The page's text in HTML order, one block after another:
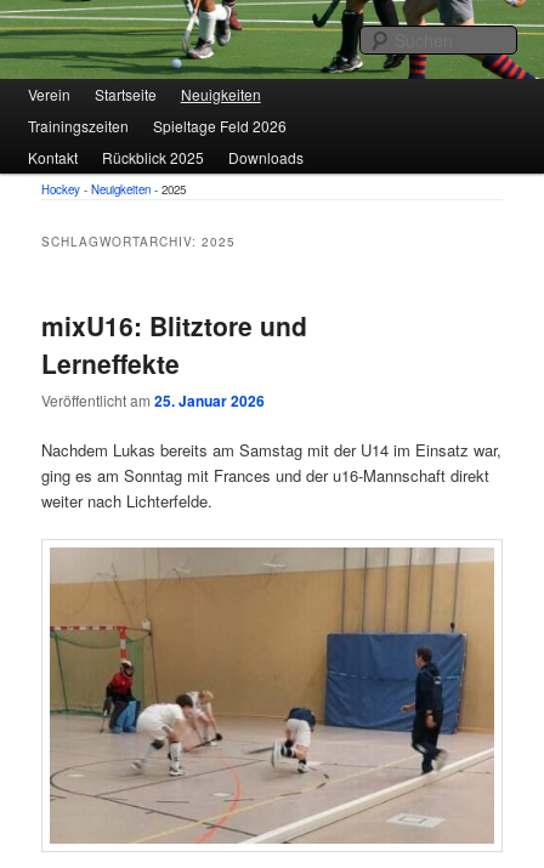
Hockey
1. VfL FORTUNA Marzahn e.V.
Hauptmenü
Zum
primären
Inhalt
springen
Zum
sekundären
Inhalt
springen
Verein Startseite
Neuigkeiten
Trainingszeiten
Spieltage Feld 2026
Kontakt
Rückblick 2025 Downloads
Hockey -Neuigkeiten -2025
SCHLAGWORTARCHIV:2025
mixU16: Blitztore und
Lerneffekte
Veröffentlicht am25. Januar 2026
Nachdem Lukas bereits am Samstag mit der U14 im Einsatz war,
ging es am Sonntag mit Frances und der u16-Mannschaft direkt
weiter nach Lichterfelde.